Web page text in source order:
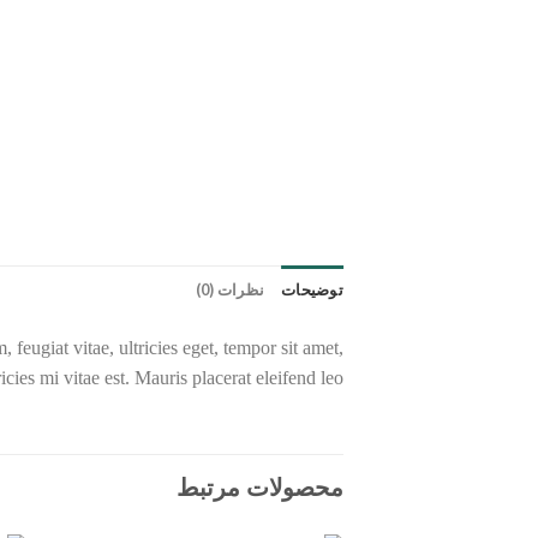
توضیحات نظرات (0)
feugiat vitae, ultricies eget, tempor sit amet,
mi vitae est. Mauris placerat eleifend leo.
محصولات مرتبط